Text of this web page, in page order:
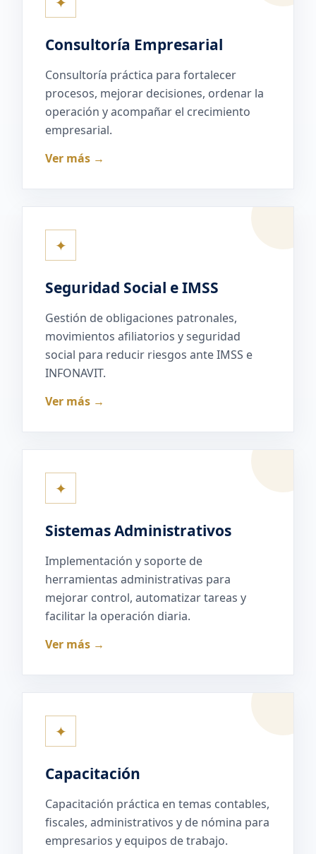
Consultoría Empresarial
Consultoría práctica para fortalecer
procesos, mejorar decisiones, ordenar la
operación y acompañar el crecimiento
empresarial.
Ver más →
✦
Seguridad Social e IMSS
Gestión de obligaciones patronales,
movimientos afiliatorios y seguridad
social para reducir riesgos ante IMSS e
INFONAVIT.
Ver más →
✦
Sistemas Administrativos
Implementación y soporte de
herramientas administrativas para
mejorar control, automatizar tareas y
facilitar la operación diaria.
Ver más →
✦
Capacitación
Capacitación práctica en temas contables,
fiscales, administrativos y de nómina para
empresarios y equipos de trabajo.